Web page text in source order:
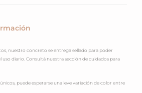
nuestro concreto se entrega sellado para poder
uso diario. Consultá nuestra sección de cuidados para
puede esperarse una leve variación de color entre